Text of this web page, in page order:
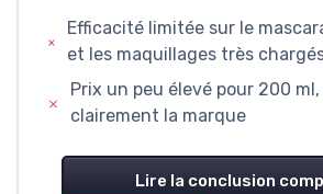
Efficacité limitée sur le
et les maquillages très
Prix un peu élevé pour 200
clairement la marque
Lire la conclusion